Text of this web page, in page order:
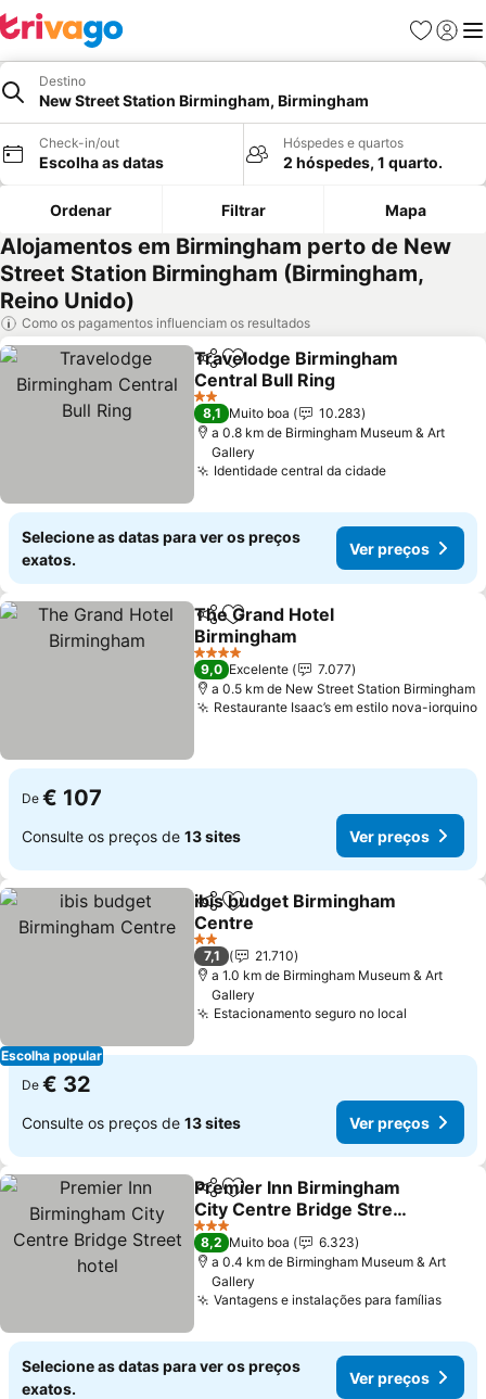
Favoritos
Iniciar
Destino
New Street Station Birmingham, Birmingham
Check-in/out
Escolha as datas
Hóspedes e quartos
2 hóspedes, 1 quarto.
Ordenar Filtrar Mapa
Alojamentos em Birmingham perto de New
Street Station Birmingham (Birmingham,
Reino Unido)
Como os pagamentos influenciam os resultados
PartilharAdicionar aos favoritos
Travelodge Birmingham
Central Bull Ring
2 Estrelas
8,1 Muito boa
10.283
a 0.8 km de Birmingham Museum & Art
Gallery
Identidade central da cidade
Selecione as datas para ver os preços
exatos.
Ver preços
PartilharAdicionar aos favoritos
The Grand Hotel
Birmingham
4 Estrelas
9,0 Excelente
7.077
a 0.5 km de New Street Station Birmingham
Restaurante Isaac’s em estilo nova-iorquino
De € 107
Consulte os preços de 13 sites Ver preços
Escolha popular
PartilharAdicionar aos favoritos
ibis budget Birmingham
Centre
2 Estrelas
7,1
21.710
a 1.0 km de Birmingham Museum & Art
Gallery
Estacionamento seguro no local
De € 32
Consulte os preços de 13 sites Ver preços
PartilharAdicionar aos favoritos
Premier Inn Birmingham
City Centre Bridge Street
hotel
3 Estrelas
8,2 Muito boa
6.323
a 0.4 km de Birmingham Museum & Art
Gallery
Vantagens e instalações para famílias
Selecione as datas para ver os preços
exatos.
Ver preços